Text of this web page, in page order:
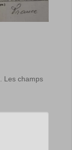
Les champs